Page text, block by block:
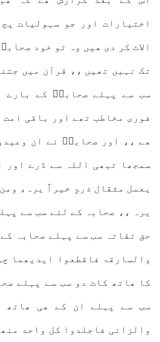
اختیارات اور جو سہولیات
الاٹ کر دی ھیں وہ تو خود
تک نہیں تھیں ،، قرآن میں
سب سے پہلے صحابہؓ کے بارے
فوری مخاطب تھے اور باقی
ھے ،، اور صحابہؓ نے ان
سمجھا تبھی اللہ سے ڈرے اور
یعمل مثقال ذرۃٍ خیراً یرہ،
یرہ ،، صحابہ کے لئے سب سے
حق تقاتہ سب سے پہلے صحابہ
والسارقۃ فاقطعوا ایدیھما
کا ھاتھ کاٹ دو سب سے پہلے
سب سے پہلے ان کے ھی ھاتھ
والزانی فاجلدوا کل واحد